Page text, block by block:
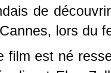
de
lors du
film est né